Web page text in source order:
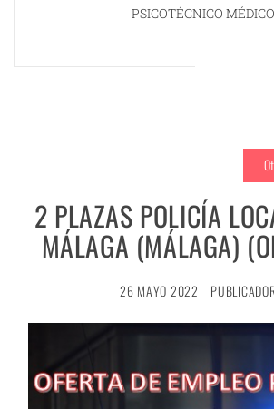
PSICOTÉCNICO MÉDICO
2 PLAZAS POLICÍA
MÁLAGA (MÁLAGA)
26 MAYO 2022